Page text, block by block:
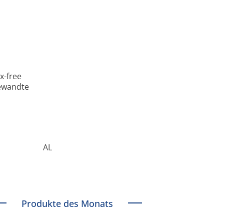
free
AL
Produkte des Monats